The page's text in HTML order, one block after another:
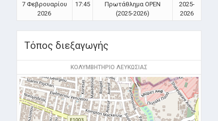
7 Φεβρουαρίου
2026
17:45
Πρωτάθλημα OPEN
(2025-2026)
2025-
2026
Τόπος διεξαγωγής
ΚΟΛΥΜΒΗΤΗΡΙΟ ΛΕΥΚΩΣΙΑΣ